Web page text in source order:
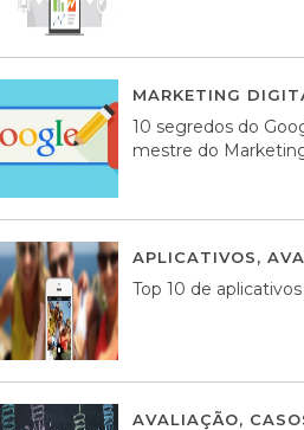
MARKETING
10 segredos do
mestre do
APLICATIVOS,
Top 10 de
AVALIAÇÃO,